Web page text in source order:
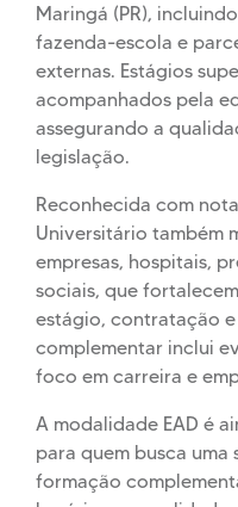
Maringá (PR),
fazenda-escola e
externas. Estágios
acompanhados pela
assegurando a
legislação.
Reconhecida com
Universitário também
empresas, hospitais,
sociais, que
estágio, contratação
complementar inclui
foco em carreira e
A modalidade EAD é
para quem busca
formação